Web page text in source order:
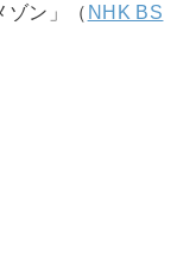
ゾン」（ NHK BS